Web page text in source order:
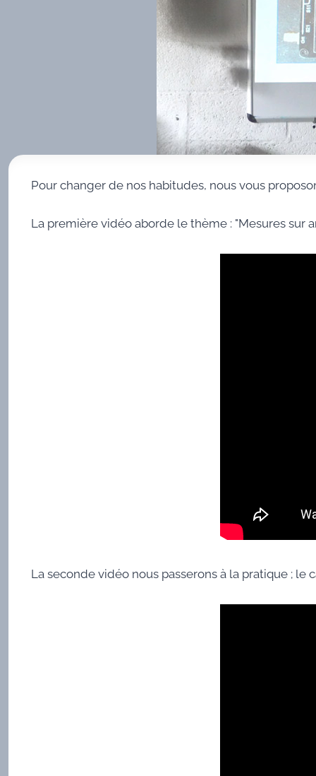
Pour changer de nos habitudes, nous vous
La première vidéo aborde le thème : "Mesures sur
La seconde vidéo nous passerons à la pratique ;